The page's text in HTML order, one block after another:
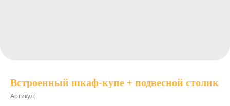
Встроенный шкаф-купе + подвесной столик
Артикул: